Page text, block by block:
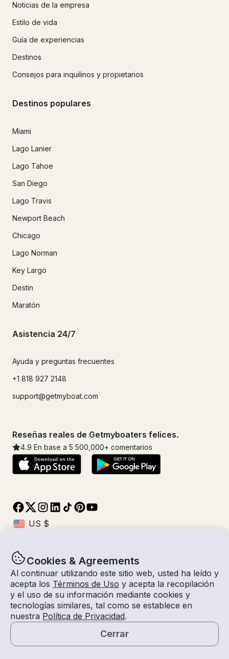
Cookies & Agreements
Al continuar utilizando este sitio web, usted ha leído y
acepta los Términos de Uso y acepta la recopilación
y el uso de su información mediante cookies y
tecnologías similares, tal como se establece en
nuestra Política de Privacidad.
Cerrar
Noticias de la empresa
Estilo de vida
Guía de experiencias
Destinos
Consejos para inquilinos y propietarios
Destinos populares
Miami
Lago Lanier
Lago Tahoe
San Diego
Lago Travis
Newport Beach
Chicago
Lago Norman
Key Largo
Destin
Maratón
Asistencia 24/7
Ayuda y preguntas frecuentes
+1 818 927 2148
support@getmyboat.com
Reseñas reales de Getmyboaters felices.
4.9 En base a 5 500,000+ comentarios
© Getmyboat 2026TérminosPrivacidad
10 ago 2026
2 horas2 Invitados
Con Capitán
$239 /hora
Solicitar una Cotización